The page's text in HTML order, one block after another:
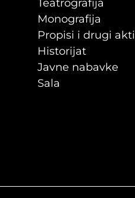
Teatrografija
Monografija
Propisi i drugi akti
Historijat
Javne nabavke
Sala